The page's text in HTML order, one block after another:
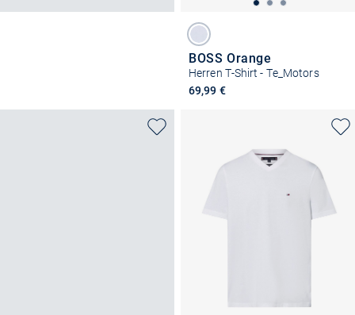
BOSS Orange
Herren T-Shirt - Te_Motors
69,99 €